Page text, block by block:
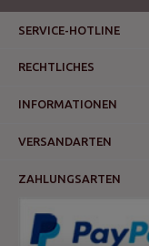
SERVICE-HOTLINE
RECHTLICHES
INFORMATIONEN
VERSANDARTEN
ZAHLUNGSARTEN